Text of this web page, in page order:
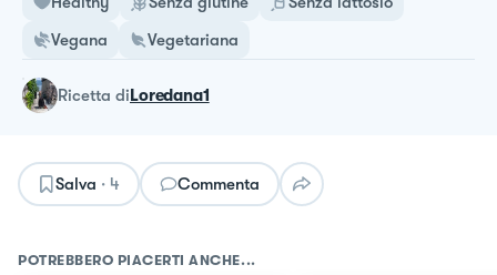
Vegana
Vegetariana
ricetta diLoredana1
Salva · 4 Commenta
POTREBBERO PIACERTI ANCHE...